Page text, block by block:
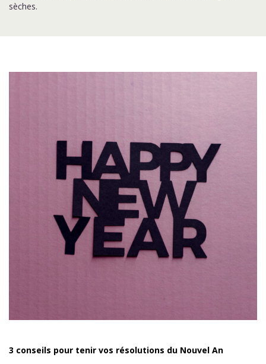
sèches.
3 conseils pour tenir vos résolutions du Nouvel An